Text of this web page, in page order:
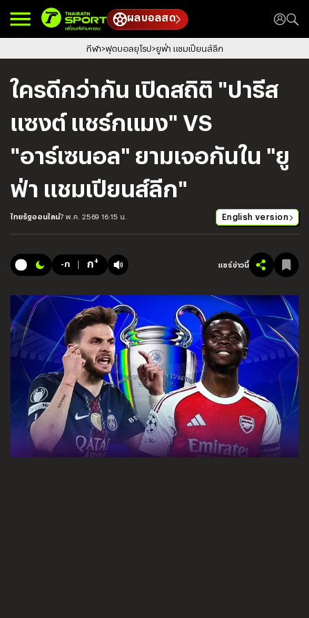
ผลบอลสด
กีฬา ฟุตบอลยุโรป ยูฟ่า แชมเปียนส์ลีก
ใครดีกว่ากัน เปิดสถิติ "ปารีส
แซงต์ แชร์กแมง" VS
"อาร์เซนอล" ยามเจอกันใน "ยู
ฟ่า แชมเปียนส์ลีก"
ไทยรัฐออนไลน์7 พ.ค. 2569 16:15 น. English version
-ก ก+ แชร์ข่าวนี้